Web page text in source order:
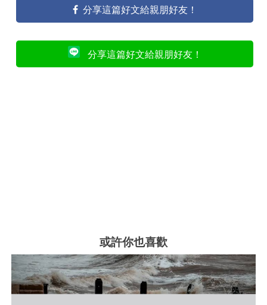
分享這篇好文給親朋好友！
分享這篇好文給親朋好友！
或許你也喜歡